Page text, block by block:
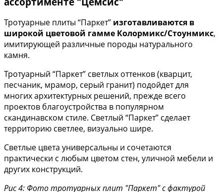
Тротуарные плиты “Паркет” изготавливаются в
широкой цветовой гамме Колормикс/Стоунмикс,
имитирующей различные породы натурального
камня.
Тротуарный “Паркет” светлых оттенков (кварцит,
песчаник, мрамор, серый гранит) подойдет для
многих архитектурных решений, прежде всего
проектов благоустройства в популярном
скандинавском стиле. Светлый “Паркет” сделает
территорию светлее, визуально шире.
Светлые цвета универсальны и сочетаются
практически с любым цветом стен, уличной мебели и
других конструкций.
Рис 4: Фото тротуарных плит "Паркет" с фактурой